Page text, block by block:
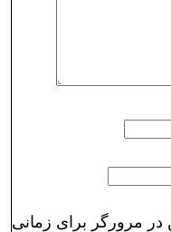
در مرورگر برای زمانی